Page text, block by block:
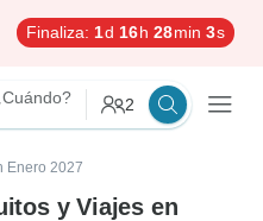
Finaliza: 1d 16h 28min 1s
2
Enero 2027
y Viajes en